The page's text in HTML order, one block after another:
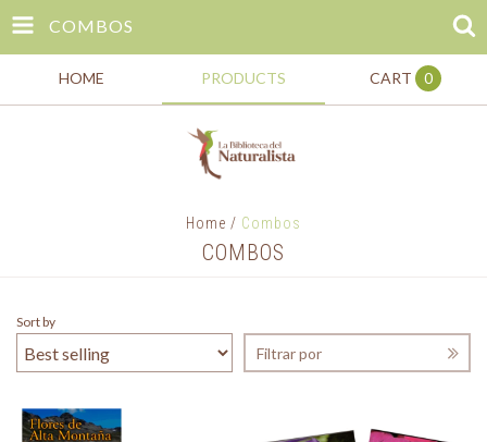
COMBOS
HOME PRODUCTS CART 0
Home / Combos
COMBOS
Sort by
Filtrar por